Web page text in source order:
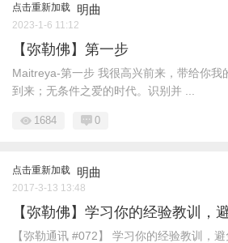
点击重新加载 明曲
2023-1-6 11:12
【弥勒佛】第一步
Maitreya-第一步 我很高兴前来，带给你我
到来；无条件之爱的时代。识别并 ...
1684 0
点击重新加载 明曲
2017-3-13 13:48
【弥勒佛】学习你的经验教训，
【弥勒通讯 #072】 学习你的经验教训，